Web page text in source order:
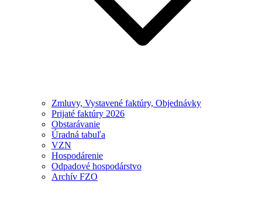
Zmluvy, Vystavené faktúry, Objednávky
Prijaté faktúry 2026
Obstarávanie
Úradná tabuľa
VZN
Hospodárenie
Odpadové hospodárstvo
Archív FZO